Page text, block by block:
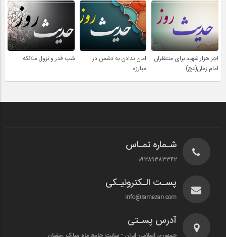
اجر هزار شهید برای منتظران
امام زمان(عج)
امان ندادن به دشمن در
مبارزه
شب قدر و نزول ملائکه
شـماره تمـاس
۰۹۳۸۹۳۸۳۳۴۲
پسـت الـکترونیـکی
info@ramezan.com
آدرس پسـتی